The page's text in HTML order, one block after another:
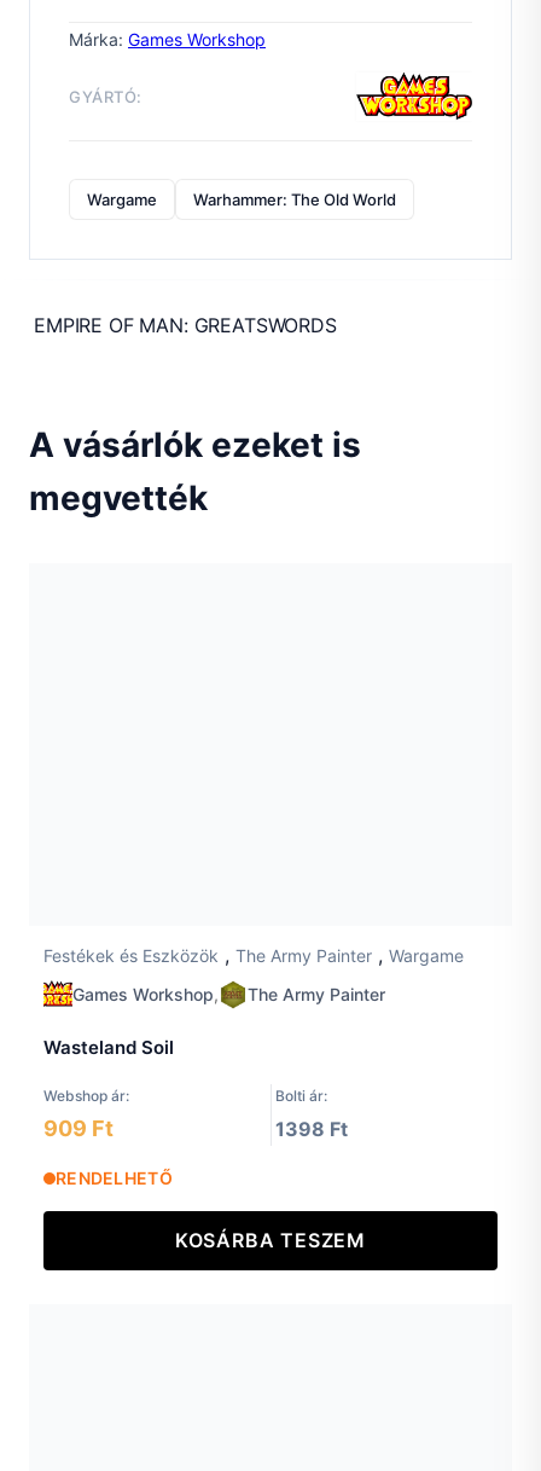
Márka: Games Workshop
GYÁRTÓ:
Wargame Warhammer: The Old World
EMPIRE OF MAN: GREATSWORDS
A vásárlók ezeket is
megvették
Festékek és Eszközök , The Army Painter , Wargame
Games Workshop, The Army Painter
Wasteland Soil
Webshop ár: Bolti ár:
909 Ft 1398 Ft
RENDELHETŐ
KOSÁRBA TESZEM